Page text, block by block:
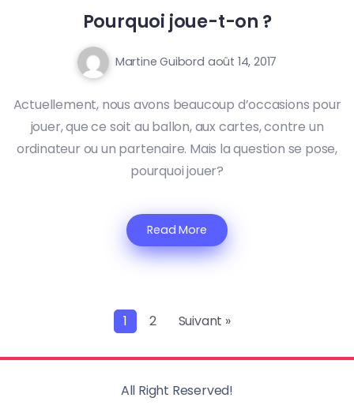
Pourquoi joue-t-on ?
Martine Guibord août 14, 2017
Actuellement, nous avons beaucoup d’occasions pour
jouer, que ce soit au ballon, aux cartes, contre un
ordinateur ou un partenaire. Mais la question se pose,
pourquoi jouer?
Read More
1 2 Suivant »
All Right Reserved!